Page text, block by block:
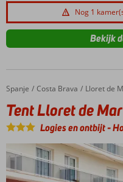
Nog 1
Bekijk
Home
Spanje Costa Brava Lloret de
Tent Lloret de Mar
Tent Lloret de Mar
Logies en ontbijt-